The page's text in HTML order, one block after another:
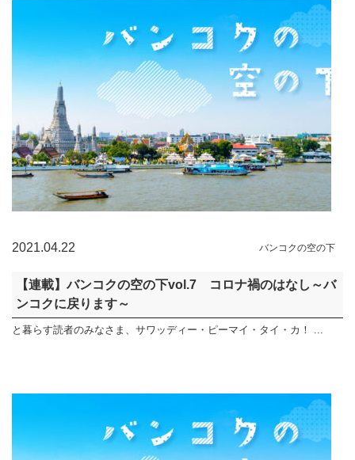
2021.04.22 バンコクの空の下
【連載】バンコクの空の下vol.7 コロナ禍のはなし～バ
ンコクに戻ります～
と暮らす読者のみなさま、サワッディー・ピーマイ・タイ・カ！ ...